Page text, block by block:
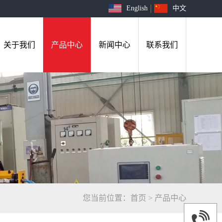
English 中文
关于我们 产品中心 新闻中心 联系我们
您当前位置： 首页 > 产品中心